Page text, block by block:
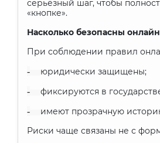
серьёзный шаг, чтобы
«кнопке».
Насколько безопасны
При соблюдении правил
- юридически защищены;
- фиксируются в
-
имеют прозрачную
Риски чаще связаны не с